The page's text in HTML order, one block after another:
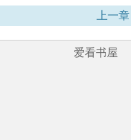
上一章
爱看书屋